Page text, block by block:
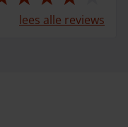
lees alle reviews